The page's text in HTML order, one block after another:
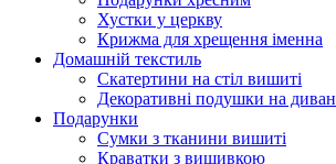
Хустки у церкву
Крижма для хрещення іменна
Домашній текстиль
Скатертини на стіл вишиті
Декоративні подушки на диван
Подарунки
Сумки з тканини вишиті
Краватки з вишивкою